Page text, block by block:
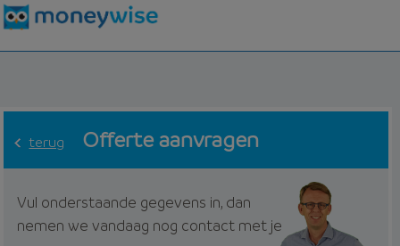
terug Offerte aanvragen
Vul onderstaande gegevens in, dan
nemen we vandaag nog contact met je